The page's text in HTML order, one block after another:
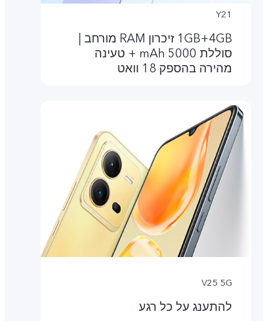
Y21
4GB‏+1GB זיכרון RAM מורחב |
סוללת 5000 mAh + טעינה
מהירה בהספק 18 וואט
V25 5G
להתענג על כל רגע